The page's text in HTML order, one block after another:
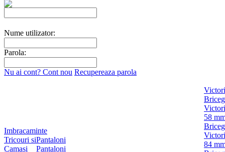
Nume utilizator:
Parola:
Nu ai cont? Cont nou Recupereaza parola
Imbracaminte
Tricouri si
Camasi
Pantaloni
Pantaloni
58
84